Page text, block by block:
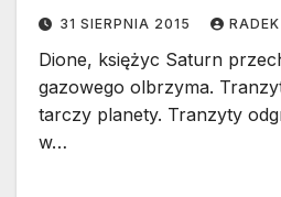
31 SIERPNIA 2015
Dione, księżyc Saturn
gazowego olbrzyma.
tarczy planety. Tranzyty
w…